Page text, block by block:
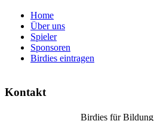
Home
Über uns
Spieler
Sponsoren
Birdies eintragen
Kontakt
Birdies für Bildung